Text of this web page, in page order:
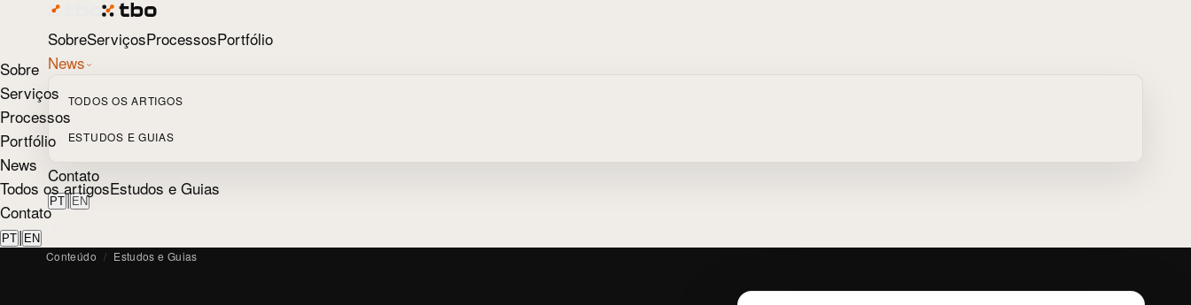
SobreServiçosProcessosPortfólio
News
TODOS OS ARTIGOS
ESTUDOS E GUIAS
Contato
PT| EN
Sobre
Serviços
Processos
Portfólio
News
Todos os artigosEstudos e Guias
Contato
PT | EN
Conteúdo / Estudos e Guias